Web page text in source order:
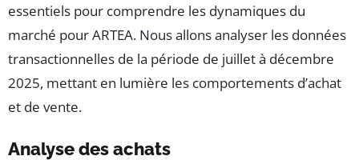
essentiels pour comprendre les dynamiques du
marché pour ARTEA. Nous allons analyser les données
transactionnelles de la période de juillet à décembre
2025, mettant en lumière les comportements d’achat
et de vente.
Analyse des achats